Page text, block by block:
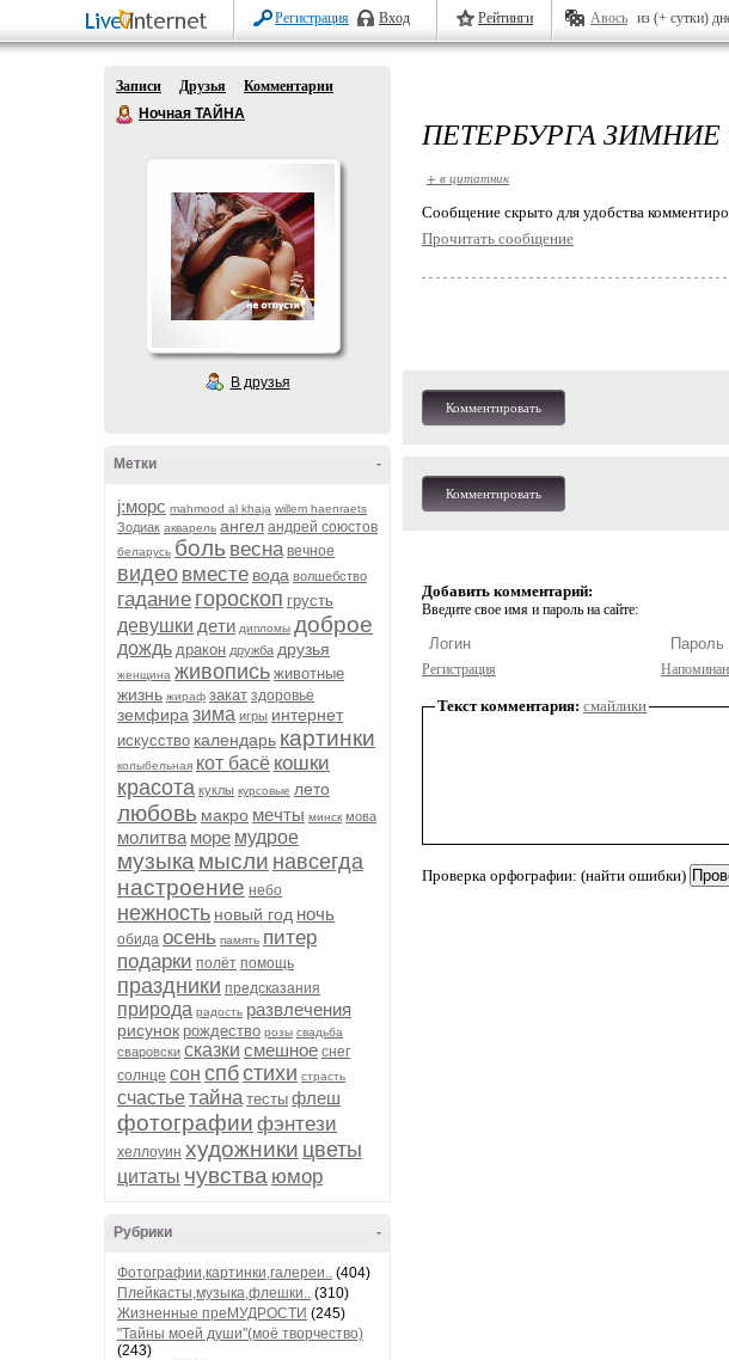
Регистрация Вход Рейтинги Авось из (+ сутки)
Записи Друзья
Комментарии
Ночная ТАЙНА
В друзья
-
Метки
j:морс mahmood al khaja willem haenraets
Зодиак акварель ангел андрей союстов
беларусь боль весна вечное
видео вместе вода волшебство
гадание гороскоп грусть
девушки дети дипломы доброе
дождь дракон дружба друзья
женщина живопись животные
жизнь жираф закат здоровье
земфира зима игры интернет
искусство календарь картинки
колыбельная кот басё кошки
красота куклы курсовые лето
любовь макро мечты минск мова
молитва море мудрое
музыка мысли навсегда
настроение небо
нежность новый год ночь
обида осень память питер
подарки полёт помощь
праздники предсказания
природа радость развлечения
рисунок рождество розы свадьба
сваровски сказки смешное снег
солнце сон спбстихи страсть
счастьетайна тесты флеш
фотографии фэнтези
хеллоуин художники цветы
цитаты чувства юмор
-
Рубрики
Фотографии,картинки,галереи.. (404)
Плейкасты,музыка,флешки.. (310)
Жизненные преМУДРОСТИ (245)
"Тайны моей души"(моё творчество)
(243)
ПЕТЕРБУРГА
+ в цитатник
Cообщение скрыто для удобства
Прочитать сообщение
Комментировать
Комментировать
Добавить комментарий:
Введите свое имя и пароль на сайте:
Регистрация
Текст комментария: смайлики
Проверка орфографии: (найти ошибки)